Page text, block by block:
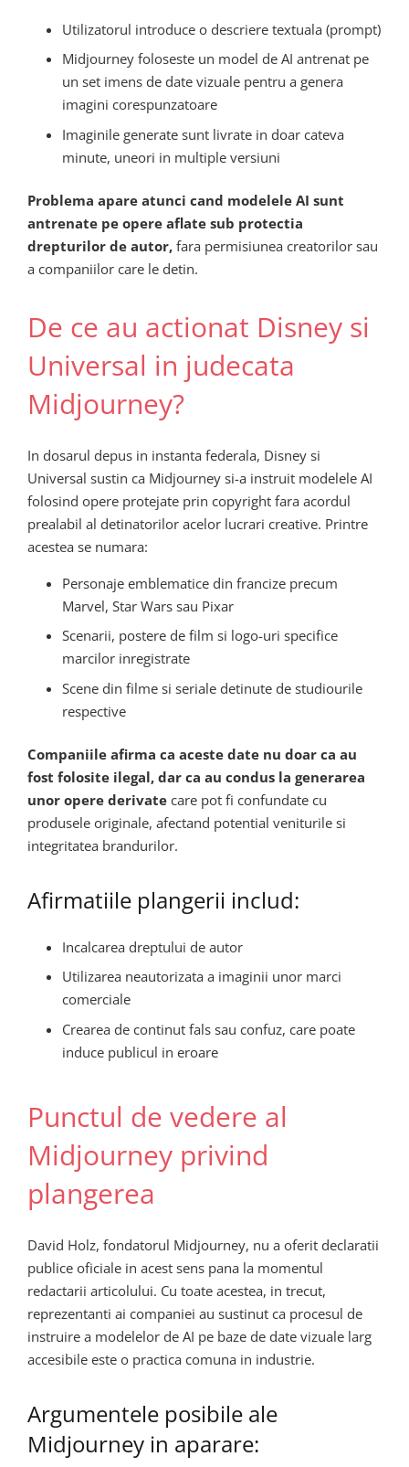
Utilizatorul introduce o descriere textuala (prompt)
Midjourney foloseste un model de AI antrenat pe
un set imens de date vizuale pentru a genera
imagini corespunzatoare
Imaginile generate sunt livrate in doar cateva
minute, uneori in multiple versiuni
Problema apare atunci cand modelele AI sunt
antrenate pe opere aflate sub protectia
drepturilor de autor, fara permisiunea creatorilor sau
a companiilor care le detin.
De ce au actionat Disney si
Universal in judecata
Midjourney?
In dosarul depus in instanta federala, Disney si
Universal sustin ca Midjourney si-a instruit modelele AI
folosind opere protejate prin copyright fara acordul
prealabil al detinatorilor acelor lucrari creative. Printre
acestea se numara:
Personaje emblematice din francize precum
Marvel, Star Wars sau Pixar
Scenarii, postere de film si logo-uri specifice
marcilor inregistrate
Scene din filme si seriale detinute de studiourile
respective
Companiile afirma ca aceste date nu doar ca au
fost folosite ilegal, dar ca au condus la generarea
unor opere derivate care pot fi confundate cu
produsele originale, afectand potential veniturile si
integritatea brandurilor.
Afirmatiile plangerii includ:
Incalcarea dreptului de autor
Utilizarea neautorizata a imaginii unor marci
comerciale
Crearea de continut fals sau confuz, care poate
induce publicul in eroare
Punctul de vedere al
Midjourney privind
plangerea
David Holz, fondatorul Midjourney, nu a oferit declaratii
publice oficiale in acest sens pana la momentul
redactarii articolului. Cu toate acestea, in trecut,
reprezentanti ai companiei au sustinut ca procesul de
instruire a modelelor de AI pe baze de date vizuale larg
accesibile este o practica comuna in industrie.
Argumentele posibile ale
Midjourney in aparare: